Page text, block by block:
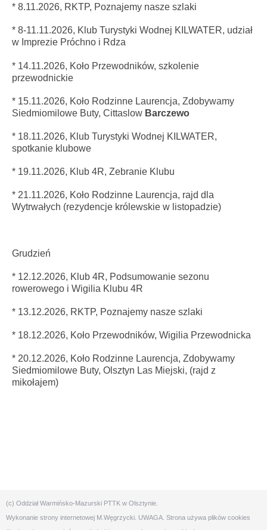
* 8.11.2026, RKTP, Poznajemy nasze szlaki
* 8-11.11.2026, Klub Turystyki Wodnej KILWATER, udział
w Imprezie Próchno i Rdza
* 14.11.2026, Koło Przewodników, szkolenie
przewodnickie
* 15.11.2026, Koło Rodzinne Laurencja, Zdobywamy
Siedmiomilowe Buty, Cittaslow Barczewo
* 18.11.2026, Klub Turystyki Wodnej KILWATER,
spotkanie klubowe
* 19.11.2026, Klub 4R, Zebranie Klubu
* 21.11.2026, Koło Rodzinne Laurencja, rajd dla
Wytrwałych (rezydencje królewskie w listopadzie)
Grudzień
* 12.12.2026, Klub 4R, Podsumowanie sezonu
rowerowego i Wigilia Klubu 4R
* 13.12.2026, RKTP, Poznajemy nasze szlaki
* 18.12.2026, Koło Przewodników, Wigilia Przewodnicka
* 20.12.2026, Koło Rodzinne Laurencja, Zdobywamy
Siedmiomilowe Buty, Olsztyn Las Miejski, (rajd z
mikołajem)
(c) Oddział Warmińsko-Mazurski PTTK w Olsztynie.
Wykonanie strony internetowej M.Węgrzycki . UWAGA. Strona używa plików cookies